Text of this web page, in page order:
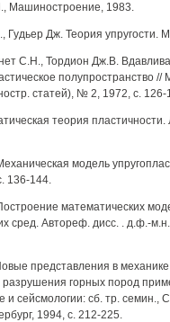
Машиностроение, 1983.
Дж. Теория упругости.
С.Н., Тордион Дж.В.
полупространство //
статей), № 2, 1972, с. 126-
теория пластичности.
модель
136-144.
математических
сред. Автореф. дисс. . д.ф.-
представления в
горных пород
и сейсмологии: сб. тр. семин.,
1994, с. 212-225.